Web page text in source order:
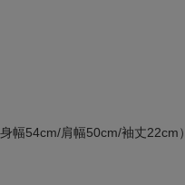
幅54cm/肩幅50cm/袖丈22cm）